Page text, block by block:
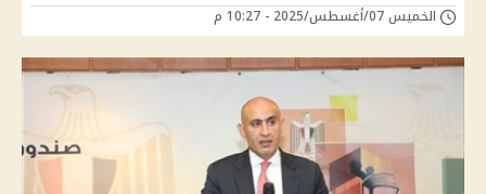
الخميس 07/أغسطس/2025 - 10:27 م